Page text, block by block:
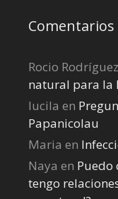
Rocio Rodríguez
natural para la
lucila en
Papanicolau
Maria en
Naya en Puedo
tengo